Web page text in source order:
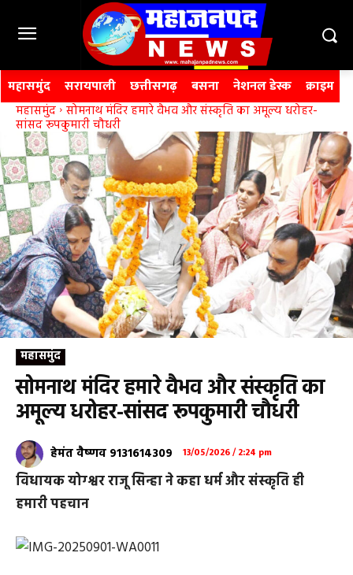
महासमुंद सरायपाली छत्तीसगढ़ बसना नेशनल डेस्क क्राइम
महासमुंद सोमनाथ मंदिर हमारे वैभव और संस्कृति का अमूल्य धरोहर-
सांसद रूपकुमारी चौधरी
महासमुंद
सोमनाथ मंदिर हमारे वैभव और संस्कृति का
अमूल्य धरोहर-सांसद रूपकुमारी चौधरी
हेमंत वैष्णव 9131614309 13/05/2026 / 2:24 pm
विधायक योग्श्वर राजू सिन्हा ने कहा धर्म और संस्कृति ही
हमारी पहचान